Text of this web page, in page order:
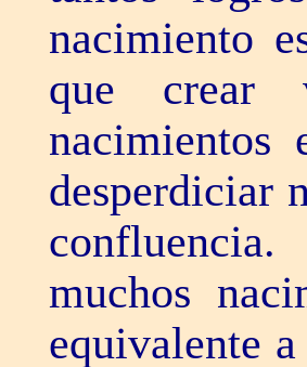
nacimiento
que crear
nacimientos
desperdiciar
muchos
equivalente